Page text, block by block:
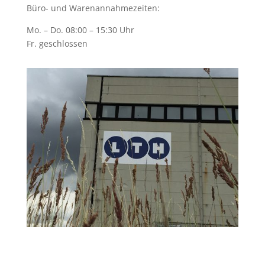
Büro- und Warenannahmezeiten:
Mo. – Do. 08:00 – 15:30 Uhr
Fr. geschlossen